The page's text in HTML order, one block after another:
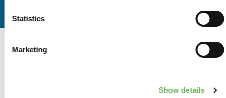
Statistics
Marketing
Show details
INFORMAZIONI
Ecco tutte le info pratiche per partecipare al corso.